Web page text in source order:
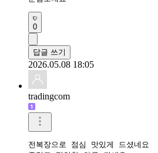
0
답글 쓰기
2026.05.08 18:05
tradingcom
전복장으로 점심 맛있게 드셨네요